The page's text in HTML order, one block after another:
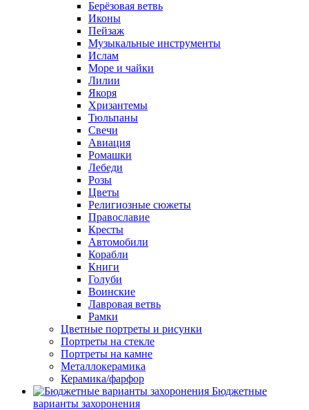
Берёзовая ветвь
Иконы
Пейзаж
Музыкальные инструменты
Ислам
Море и чайки
Лилии
Якоря
Хризантемы
Тюльпаны
Свечи
Авиация
Ромашки
Лебеди
Розы
Цветы
Религиозные сюжеты
Православие
Кресты
Автомобили
Корабли
Книги
Голуби
Воинские
Лавровая ветвь
Рамки
Цветные портреты и рисунки
Портреты на стекле
Портреты на камне
Металлокерамика
Керамика/фарфор
Бюджетные
варианты захоронения